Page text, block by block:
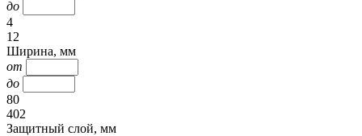
до
4
12
Ширина, мм
от
до
80
402
Защитный слой, мм